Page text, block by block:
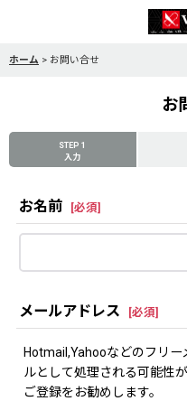
ホーム > お問い合せ
お
STEP 1
入力
お名前 [必須]
メールアドレス [必須]
Hotmail,Yahooなどのフリ
ルとして処理される可能性
ご登録をお勧めします。